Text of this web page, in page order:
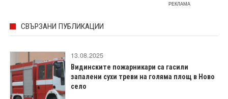
РЕКЛАМА
СВЪРЗАНИ ПУБЛИКАЦИИ
13.08.2025
Видинските пожарникари са гасили
запалени сухи треви на голяма площ в Ново
село